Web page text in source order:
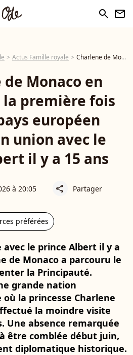
search newsletter
Actus Famille royale Charlene de Monaco en visite pour la première fois dans ce pays européen depuis son union avec le prince Albert il y a 15 ans
Monaco en
première fois
européen
union avec le
il y a 15 ans
à 20:05 share Partager
préférées
avec le prince Albert il y a
de Monaco a parcouru le
la Principauté.
grande nation
la princesse Charlene
la moindre visite
Une absence remarquée
être comblée début juin,
diplomatique historique.